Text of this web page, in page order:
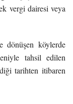
vergi dairesi veya
dönüşen köylerde
tahsil edilen
tarihten itibaren